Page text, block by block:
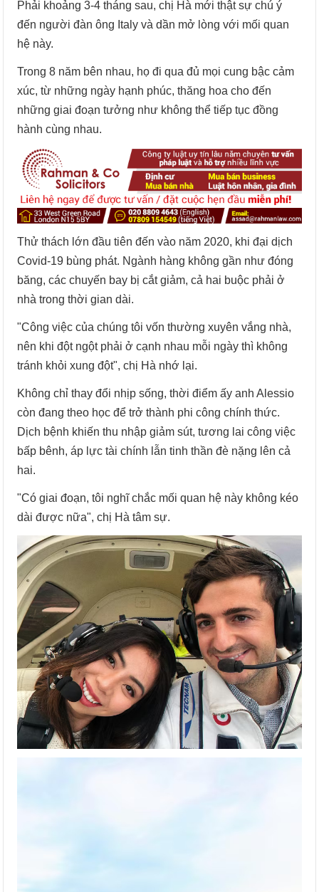
Phải khoảng 3-4 tháng sau, chị Hà mới thật sự chú ý
đến người đàn ông Italy và dần mở lòng với mối quan
hệ này.
Trong 8 năm bên nhau, họ đi qua đủ mọi cung bậc cảm
xúc, từ những ngày hạnh phúc, thăng hoa cho đến
những giai đoạn tưởng như không thể tiếp tục đồng
hành cùng nhau.
Thử thách lớn đầu tiên đến vào năm 2020, khi đại dịch
Covid-19 bùng phát. Ngành hàng không gần như đóng
băng, các chuyến bay bị cắt giảm, cả hai buộc phải ở
nhà trong thời gian dài.
"Công việc của chúng tôi vốn thường xuyên vắng nhà,
nên khi đột ngột phải ở cạnh nhau mỗi ngày thì không
tránh khỏi xung đột", chị Hà nhớ lại.
Không chỉ thay đổi nhịp sống, thời điểm ấy anh Alessio
còn đang theo học để trở thành phi công chính thức.
Dịch bệnh khiến thu nhập giảm sút, tương lai công việc
bấp bênh, áp lực tài chính lẫn tinh thần đè nặng lên cả
hai.
"Có giai đoạn, tôi nghĩ chắc mối quan hệ này không kéo
dài được nữa", chị Hà tâm sự.